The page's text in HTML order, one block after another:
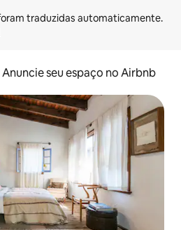
Anuncie seu espaço no Airbnb